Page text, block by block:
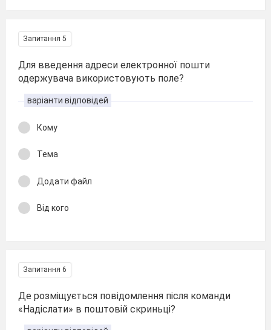
Запитання 5
Для введення адреси електронної пошти
одержувача використовують поле?
варіанти відповідей
Кому
Тема
Додати файл
Від кого
Запитання 6
Де розміщується повідомлення після команди
«Надіслати» в поштовій скриньці?